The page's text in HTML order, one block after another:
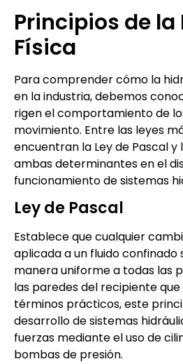
Principios de
Física
Para comprender cómo la
en la industria, debemos
rigen el comportamiento de
movimiento. Entre las leyes
encuentran la Ley de Pascal y
ambas determinantes en el
funcionamiento de sistemas
Ley de Pascal
Establece que cualquier
aplicada a un fluido
manera uniforme a todas las
las paredes del recipiente que
términos prácticos, este
desarrollo de sistemas
fuerzas mediante el uso de
bombas de presión.